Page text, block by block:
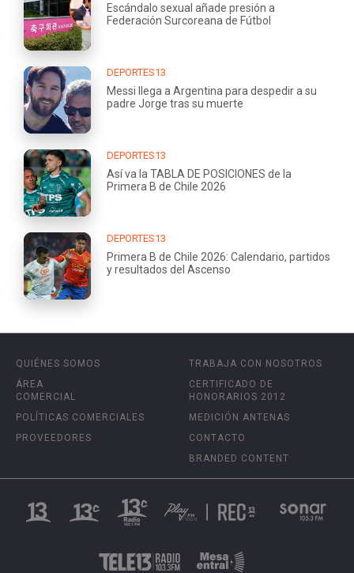
Escándalo sexual añade presión a
Federación Surcoreana de Fútbol
DEPORTES13
Messi llega a Argentina para despedir a su
padre Jorge tras su muerte
DEPORTES13
Así va la TABLA DE POSICIONES de la
Primera B de Chile 2026
DEPORTES13
Primera B de Chile 2026: Calendario, partidos
y resultados del Ascenso
QUIÉNES SOMOS
ÁREA
COMERCIAL
POLÍTICAS COMERCIALES
PROVEEDORES
TRABAJA CON NOSOTROS
CERTIFICADO DE
HONORARIOS 2012
MEDICIÓN ANTENAS
CONTACTO
BRANDED CONTENT